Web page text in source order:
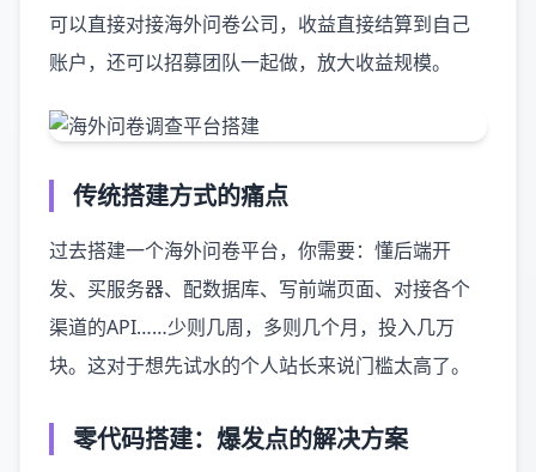
可以直接对接海外问卷公司，收益直接结算到自己
账户，还可以招募团队一起做，放大收益规模。
传统搭建方式的痛点
过去搭建一个海外问卷平台，你需要：懂后端开
发、买服务器、配数据库、写前端页面、对接各个
渠道的API……少则几周，多则几个月，投入几万
块。这对于想先试水的个人站长来说门槛太高了。
零代码搭建：爆发点的解决方案